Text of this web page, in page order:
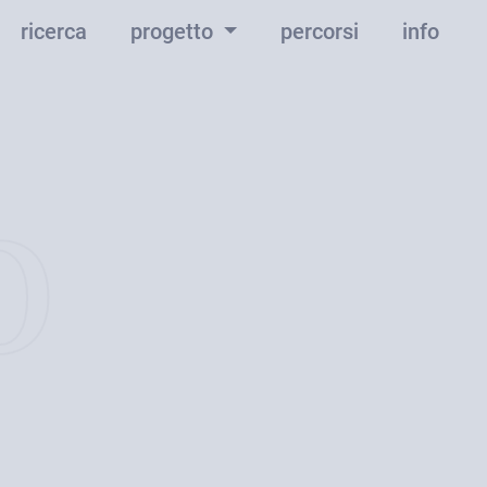
ricerca progetto percorsi info